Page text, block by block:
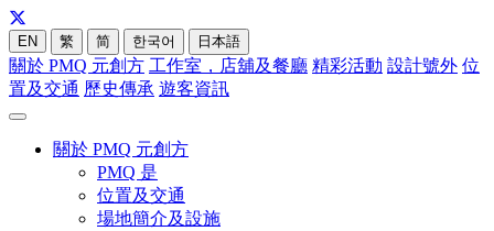
EN 繁 简 한국어 日本語
關於 PMQ 元創方 工作室，店舖及餐廳 精彩活動 設計號外 位
置及交通 歷史傳承 遊客資訊
關於 PMQ 元創方
PMQ 是
位置及交通
場地簡介及設施